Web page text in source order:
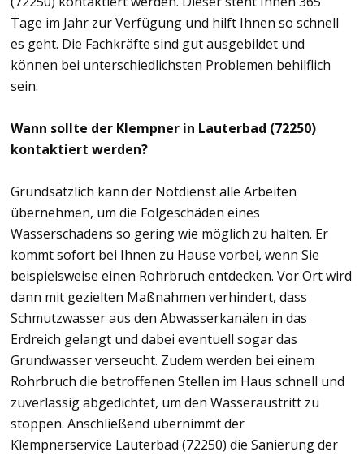
Tage im Jahr zur Verfügung und hilft Ihnen so schnell
es geht. Die Fachkräfte sind gut ausgebildet und
können bei unterschiedlichsten Problemen behilflich
sein.
Wann sollte der Klempner in Lauterbad (72250)
kontaktiert werden?
Grundsätzlich kann der Notdienst alle Arbeiten
übernehmen, um die Folgeschäden eines
Wasserschadens so gering wie möglich zu halten. Er
kommt sofort bei Ihnen zu Hause vorbei, wenn Sie
beispielsweise einen Rohrbruch entdecken. Vor Ort wird
dann mit gezielten Maßnahmen verhindert, dass
Schmutzwasser aus den Abwasserkanälen in das
Erdreich gelangt und dabei eventuell sogar das
Grundwasser verseucht. Zudem werden bei einem
Rohrbruch die betroffenen Stellen im Haus schnell und
zuverlässig abgedichtet, um den Wasseraustritt zu
stoppen. Anschließend übernimmt der
Klempnerservice Lauterbad (72250) die Sanierung der